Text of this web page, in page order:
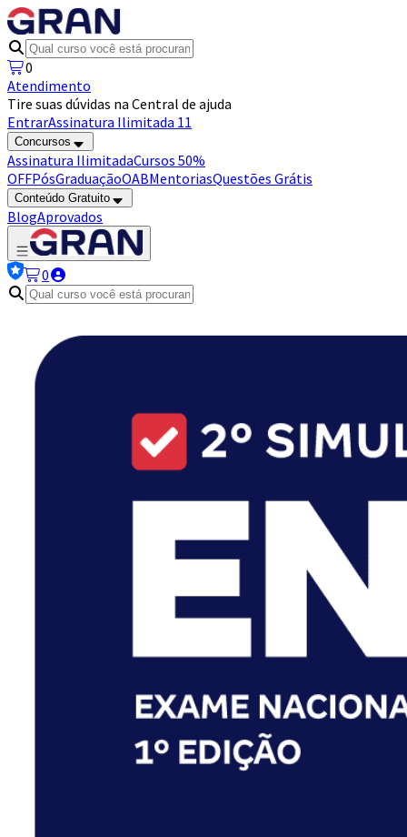
0
Atendimento
Tire suas dúvidas na Central de ajuda
EntrarAssinatura Ilimitada 11
Concursos
Assinatura IlimitadaCursos 50%
OFFPósGraduaçãoOABMentoriasQuestões Grátis
Conteúdo Gratuito
BlogAprovados
0